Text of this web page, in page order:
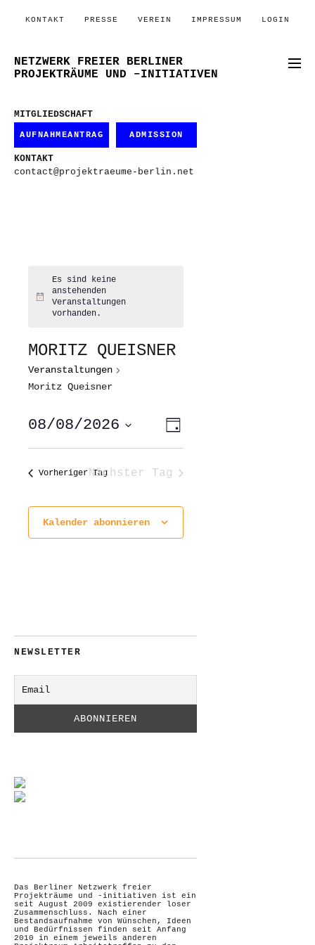
KONTAKT PRESSE VEREIN IMPRESSUM LOGIN
NETZWERK FREIER BERLINER
PROJEKTRÄUME UND –INITIATIVEN
MITGLIEDSCHAFT
AUFNAHMEANTRAG ADMISSION
KONTAKT
contact@projektraeume-berlin.net
Hinweis
Es sind keine
anstehenden
Veranstaltungen
vorhanden.
MORITZ QUEISNER
Veranstaltungen
Moritz Queisner
ANSICHTEN-
NAVIGATION
VERANSTALTUNG
ANSICHTEN-
Tag
08/08/2026
wählen.
Vorheriger TagNächster Tag
Kalender abonnieren
NEWSLETTER
Das Berliner Netzwerk freier
Projekträume und -initiativen ist ein
seit August 2009 existierender loser
Zusammenschluss. Nach einer
Bestandsaufnahme von Wünschen, Ideen
und Bedürfnissen finden seit Anfang
2010 in einem jeweils anderen